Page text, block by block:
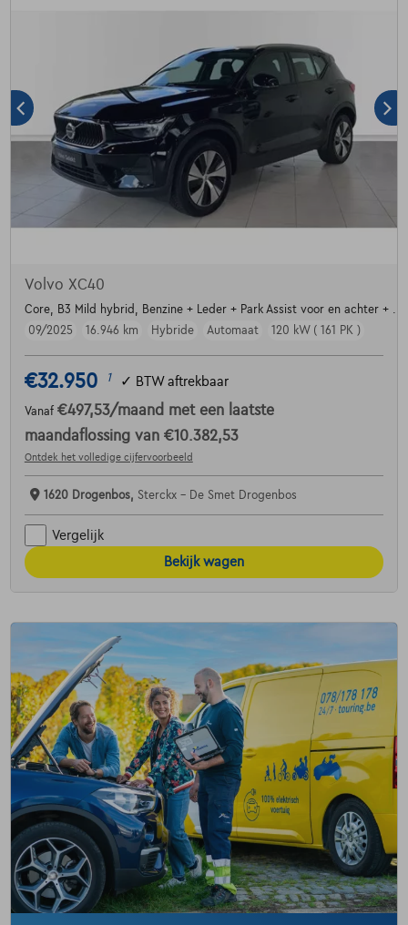
Volvo XC40
Core, B3 Mild hybrid, Benzine + Leder + Park Assist voor en achter + ....
09/2025
16.946 km Hybride Automaat 120 kW ( 161 PK )
€32.950 1 ✓ BTW aftrekbaar
Vanaf €497,53/maand met een laatste
maandaflossing van €10.382,53
Ontdek het volledige cijfervoorbeeld
1620 Drogenbos, Sterckx - De Smet Drogenbos
Vergelijk
Bekijk wagen